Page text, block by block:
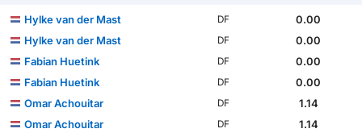
Hylke van der Mast DF
0.00
Hylke van der Mast
DF
0.00
Fabian Huetink
DF
0.00
Fabian Huetink
DF
0.00
Omar Achouitar
DF
1.14
Omar Achouitar
DF
1.14